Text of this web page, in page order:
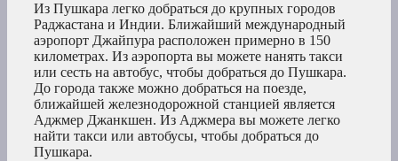
Из Пушкара легко добраться до крупных городов
Раджастана и Индии. Ближайший международный
аэропорт Джайпура расположен примерно в 150
километрах. Из аэропорта вы можете нанять такси
или сесть на автобус, чтобы добраться до Пушкара.
До города также можно добраться на поезде,
ближайшей железнодорожной станцией является
Аджмер Джанкшен. Из Аджмера вы можете легко
найти такси или автобусы, чтобы добраться до
Пушкара.